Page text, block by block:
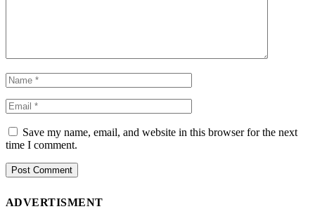
Save my name, email, and website in this browser for the next
time I comment.
ADVERTISMENT